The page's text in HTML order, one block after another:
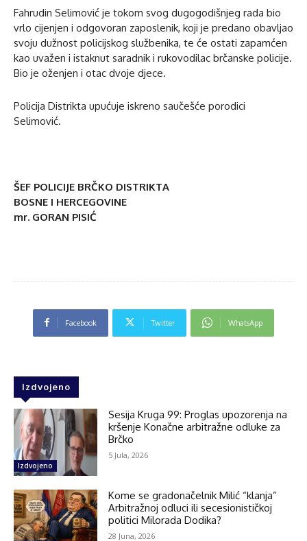
Fahrudin Selimović je tokom svog dugogodišnjeg rada bio
vrlo cijenjen i odgovoran zaposlenik, koji je predano obavljao
svoju dužnost policijskog službenika, te će ostati zapamćen
kao uvažen i istaknut saradnik i rukovodilac brčanske policije.
Bio je oženjen i otac dvoje djece.
Policija Distrikta upućuje iskreno saučešće porodici
Selimović.
ŠEF POLICIJE BRČKO DISTRIKTA
BOSNE I HERCEGOVINE
mr. GORAN PISIĆ
Facebook Twitter WhatsApp
Izdvojeno
Izdvojeno
Sesija Kruga 99: Proglas upozorenja na
kršenje Konačne arbitražne odluke za
Brčko
5 Jula, 2026
Kome se gradonačelnik Milić “klanja”
Arbitražnoj odluci ili secesionističkoj
politici Milorada Dodika?
28 Juna, 2026